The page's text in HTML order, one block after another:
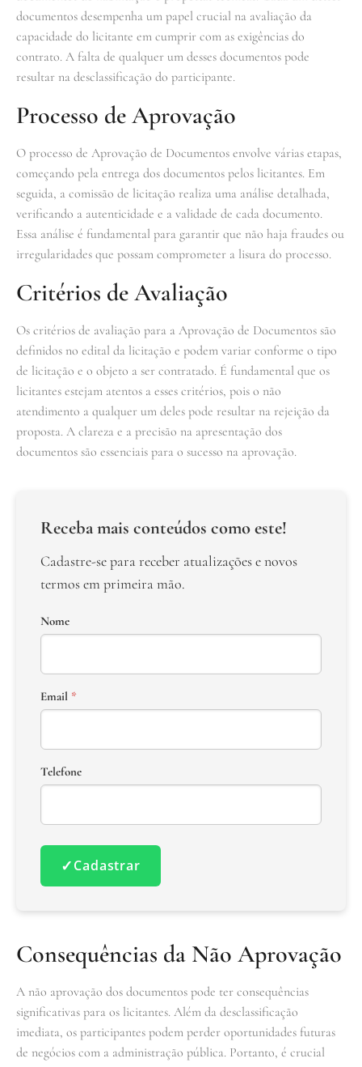
documentos desempenha um papel crucial na avaliação da
capacidade do licitante em cumprir com as exigências do
contrato. A falta de qualquer um desses documentos pode
resultar na desclassificação do participante.
Processo de Aprovação
O processo de Aprovação de Documentos envolve várias etapas,
começando pela entrega dos documentos pelos licitantes. Em
seguida, a comissão de licitação realiza uma análise detalhada,
verificando a autenticidade e a validade de cada documento.
Essa análise é fundamental para garantir que não haja fraudes ou
irregularidades que possam comprometer a lisura do processo.
Critérios de Avaliação
Os critérios de avaliação para a Aprovação de Documentos são
definidos no edital da licitação e podem variar conforme o tipo
de licitação e o objeto a ser contratado. É fundamental que os
licitantes estejam atentos a esses critérios, pois o não
atendimento a qualquer um deles pode resultar na rejeição da
proposta. A clareza e a precisão na apresentação dos
documentos são essenciais para o sucesso na aprovação.
Receba mais conteúdos como este!
Cadastre-se para receber atualizações e novos
termos em primeira mão.
Nome
Email *
Telefone
✓Cadastrar
Consequências da Não Aprovação
A não aprovação dos documentos pode ter consequências
significativas para os licitantes. Além da desclassificação
imediata, os participantes podem perder oportunidades futuras
de negócios com a administração pública. Portanto, é crucial